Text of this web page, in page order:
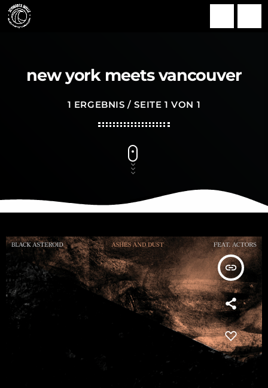
new york meets vancouver
1 ERGEBNIS / SEITE 1 VON 1
insert_link